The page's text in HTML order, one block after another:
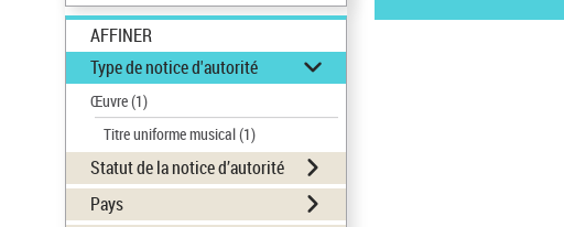
AFFINER
Type de notice d'autorité
Œuvre(1)
Titre uniforme musical(1)
Statut de la notice d’autorité
Pays